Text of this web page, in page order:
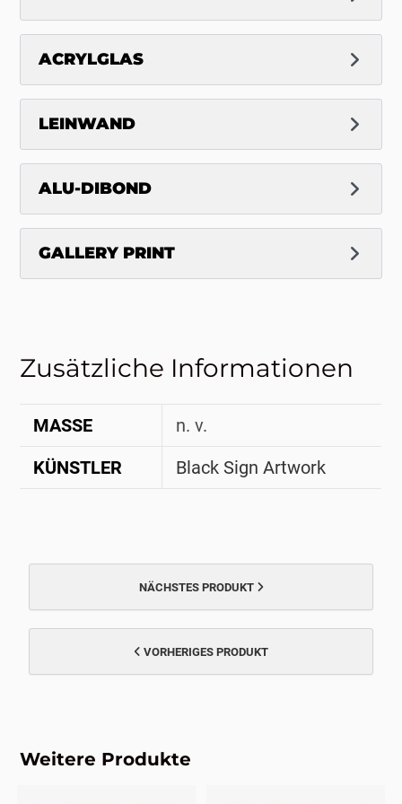
ACRYLGLAS
LEINWAND
ALU-DIBOND
GALLERY PRINT
Zusätzliche Informationen
MASSE
n. v.
KÜNSTLER
Black Sign Artwork
NÄCHSTES PRODUKT
VORHERIGES PRODUKT
Weitere Produkte